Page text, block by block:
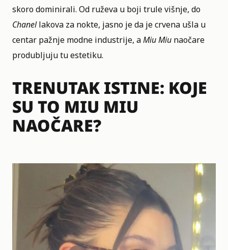
skoro dominirali. Od ruževa u boji trule višnje, do
Chanellakova za nokte, jasno je da je crvena ušla u
centar pažnje modne industrije, aMiu Miu naočare
produbljuju tu estetiku.
TRENUTAK ISTINE: KOJE
SU TO MIU MIU
NAOČARE?